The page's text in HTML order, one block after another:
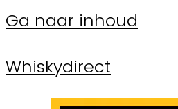
Ga naar inhoud
Whiskydirect